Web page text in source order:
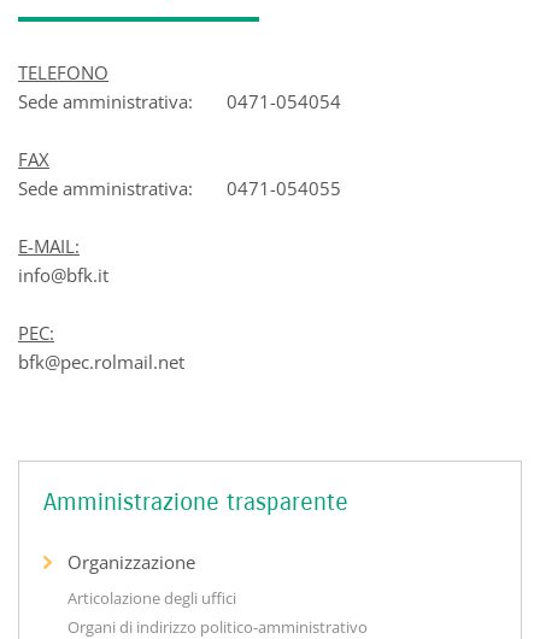
TELEFONO
Sede amministrativa: 0471-054054
FAX
Sede amministrativa: 0471-054055
E-MAIL:
info@bfk.it
PEC:
bfk@pec.rolmail.net
Amministrazione trasparente
Organizzazione
Articolazione degli uffici
Organi di indirizzo politico-amministrativo